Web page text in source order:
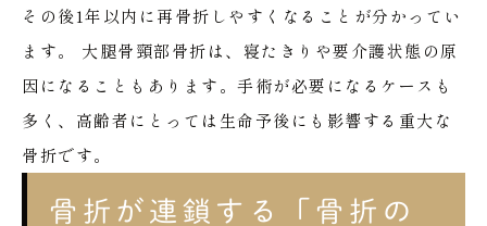
その後1年以内に再骨折しやすくなることが分かってい
ます。
大腿骨頸部骨折は、寝たきりや要介護状態の原
因になることもあります。手術が必要になるケースも
多く、高齢者にとっては生命予後にも影響する重大な
骨折です。
骨折が連鎖する「骨折の